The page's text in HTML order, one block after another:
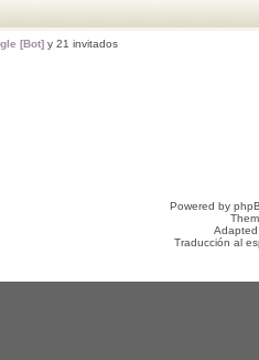
[Bot] y 21 invitados
Powered by
Traducción al